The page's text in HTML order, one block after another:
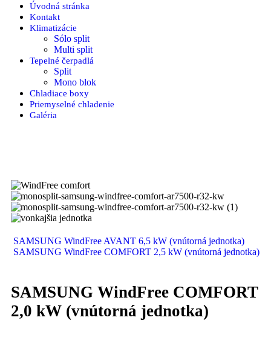
Úvodná stránka
Kontakt
Klimatizácie
Sólo split
Multi split
Tepelné čerpadlá
Split
Mono blok
Chladiace boxy
Priemyselné chladenie
Galéria
SAMSUNG WindFree AVANT 6,5 kW (vnútorná jednotka)
SAMSUNG WindFree COMFORT 2,5 kW (vnútorná jednotka)
SAMSUNG WindFree COMFORT
2,0 kW (vnútorná jednotka)